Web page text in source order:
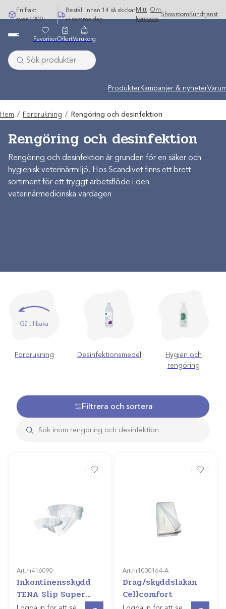
Hoppa
till
Fri frakt
över 1300:-
Beställ innan 14 så skickar
vi samma dag
Mitt
konto
Om
oss
Showroom Kundtjänst
ProdukterKampanjer & nyheter
FavoriterOffertVarukorg
Hem / Förbrukning / Rengöring och desinfektion
Rengöring och desinfektion
Rengöring och desinfektion är grunden för en säker och
hygienisk veterinärmiljö. Hos Scandivet finns ett brett
sortiment för ett tryggt arbetsflöde i den
veterinärmedicinska vardagen
Gå tillbaka
Förbrukning Desinfektionsmedel
Hygien och
rengöring
Filtrera och sortera
Art.nr416090
Inkontinensskydd
TENA Slip Super
28st
Art.nr1000164-A
Drag/skyddslakan
Cellcomfort